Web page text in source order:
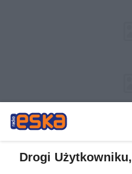
Drogi Użytkowniku,